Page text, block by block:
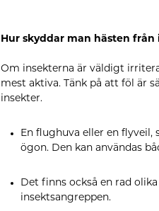
Hur skyddar man hästen från
Om insekterna är väldigt
mest aktiva. Tänk på att föl är
insekter.
En flughuva eller en
ögon. Den kan användas
Det finns också en rad
insektsangreppen.